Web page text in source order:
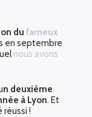
du fameux
en septembre
nous avons
n deuxième
à Lyon. Et
!